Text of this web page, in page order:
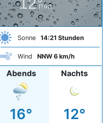
min
Sonne 14:21 Stunden
Wind NNW 6 km/h
Abends
16°
Nachts
12°